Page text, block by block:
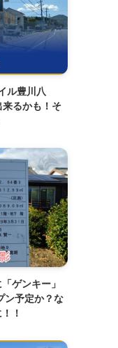
ル豊川八
るかも！そ
ゲンキー」
ン予定か？な
！